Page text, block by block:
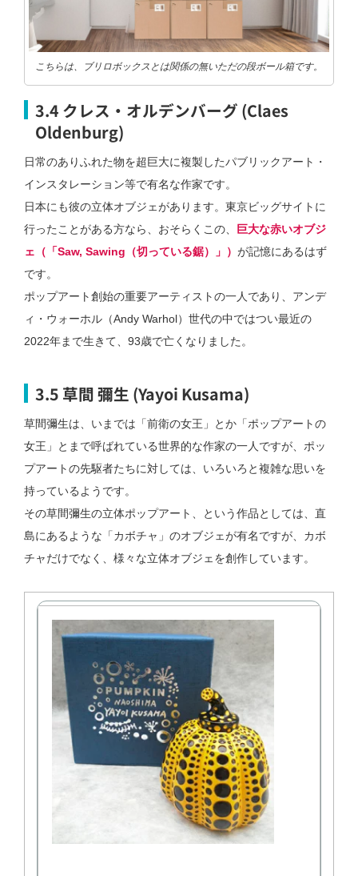
こちらは、ブリロボックスとは関係の無いただの段ボール箱です。
3.4 クレス・オルデンバーグ (Claes
Oldenburg)
日常のありふれた物を超巨大に複製したパブリックアート・
インスタレーション等で有名な作家です。
日本にも彼の立体オブジェがあります。東京ビッグサイトに
行ったことがある方なら、おそらくこの、 巨大な赤いオブジ
ェ（「Saw, Sawing（切っている鋸）」） が記憶にあるはず
です。
ポップアート創始の重要アーティストの一人であり、アンデ
ィ・ウォーホル（Andy Warhol）世代の中ではつい最近の
2022年まで生きて、93歳で亡くなりました。
3.5 草間 彌生 (Yayoi Kusama)
草間彌生は、いまでは「前衛の女王」とか「ポップアートの
女王」とまで呼ばれている世界的な作家の一人ですが、ポッ
プアートの先駆者たちに対しては、いろいろと複雑な思いを
持っているようです。
その草間彌生の立体ポップアート、という作品としては、直
島にあるような「カボチャ」のオブジェが有名ですが、カボ
チャだけでなく、様々な立体オブジェを創作しています。